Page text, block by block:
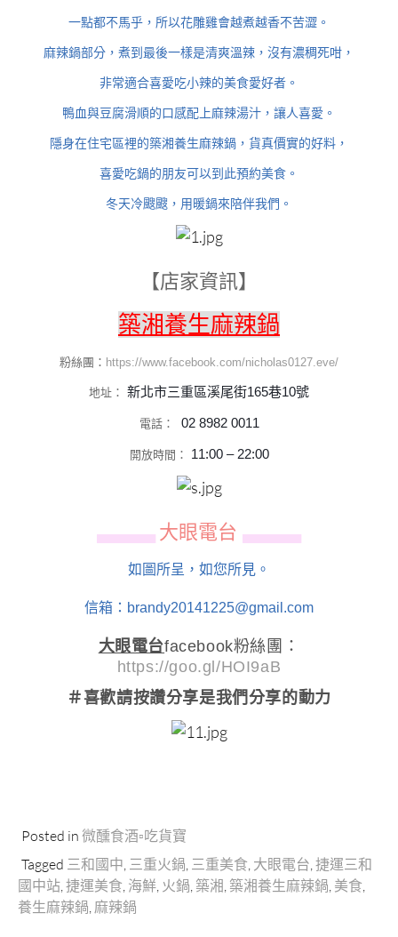
一點都不馬乎，所以花雕雞會越煮越香不苦澀。
麻辣鍋部分，煮到最後一樣是清爽溫辣，沒有濃稠死咁，
非常適合喜愛吃小辣的美食愛好者。
鴨血與豆腐滑順的口感配上麻辣湯汁，讓人喜愛。
隱身在住宅區裡的築湘養生麻辣鍋，貨真價實的好料，
喜愛吃鍋的朋友可以到此預約美食。
冬天冷颼颼，用暖鍋來陪伴我們。
【店家資訊】
築湘養生麻辣鍋
粉絲團： https://www.facebook.com/nicholas0127.eve/
地址： 新北市三重區溪尾街165巷10號
電話： 02 8982 0011
開放時間： 11:00 – 22:00
▄▄▄▄▄▄ 大眼電台 ▄▄▄▄▄▄
如圖所呈，如您所見。
信箱：brandy20141225@gmail.com
大眼電台facebook粉絲團：
https://goo.gl/HOI9aB
＃喜歡請按讚分享是我們分享的動力
Posted in 微醺食酒▫吃貨寶
Tagged 三和國中 三重火鍋 三重美食 大眼電台 捷運三和
國中站 捷運美食 海鮮 火鍋 築湘 築湘養生麻辣鍋 美食
養生麻辣鍋 麻辣鍋